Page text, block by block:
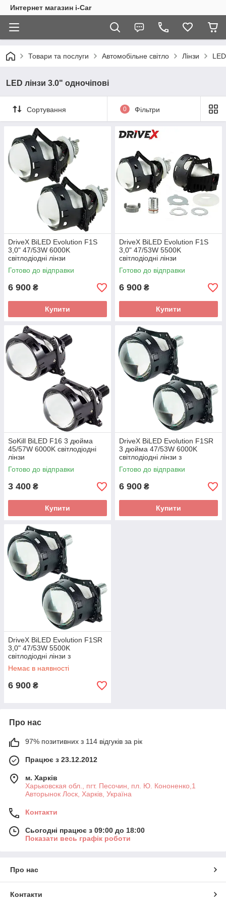
Интернет магазин i-Car
Товари та послуги Автомобільне світло Лінзи
LED лінзи 3.0" одночіпові
Сортування 0 Фільтри
DriveX BiLED Evolution F1S
3,0" 47/53W 6000K
світлодіодні лінзи
Готово до відправки
6 900 ₴
Купити
DriveX BiLED Evolution F1S
3,0" 47/53W 5500K
світлодіодні лінзи
Готово до відправки
6 900 ₴
Купити
SoKill BiLED F16 3 дюйма
45/57W 6000K світлодіодні
лінзи
Готово до відправки
3 400 ₴
Купити
DriveX BiLED Evolution F1SR
3 дюйма 47/53W 6000K
світлодіодні лінзи з
рифленим склом
Готово до відправки
6 900 ₴
Купити
DriveX BiLED Evolution F1SR
3,0" 47/53W 5500K
світлодіодні лінзи з
рифленим склом
Немає в наявності
6 900 ₴
Про нас
97% позитивних з 114 відгуків за рік
Працює з 23.12.2012
м. Харків
Харьковская обл., пгт. Песочин, пл. Ю. Кононенко,1
Авторынок Лоск, Харків, Україна
Контакти
Сьогодні працює з 09:00 до 18:00
Показати весь графік роботи
Про нас
Контакти